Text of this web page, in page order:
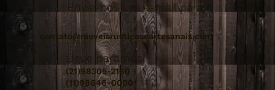
Envie-nos um e-mail para:
contato@moveisrusticoseartesanais.com
Ligue para nós:
(21)98305-2160
(11)98646-0000